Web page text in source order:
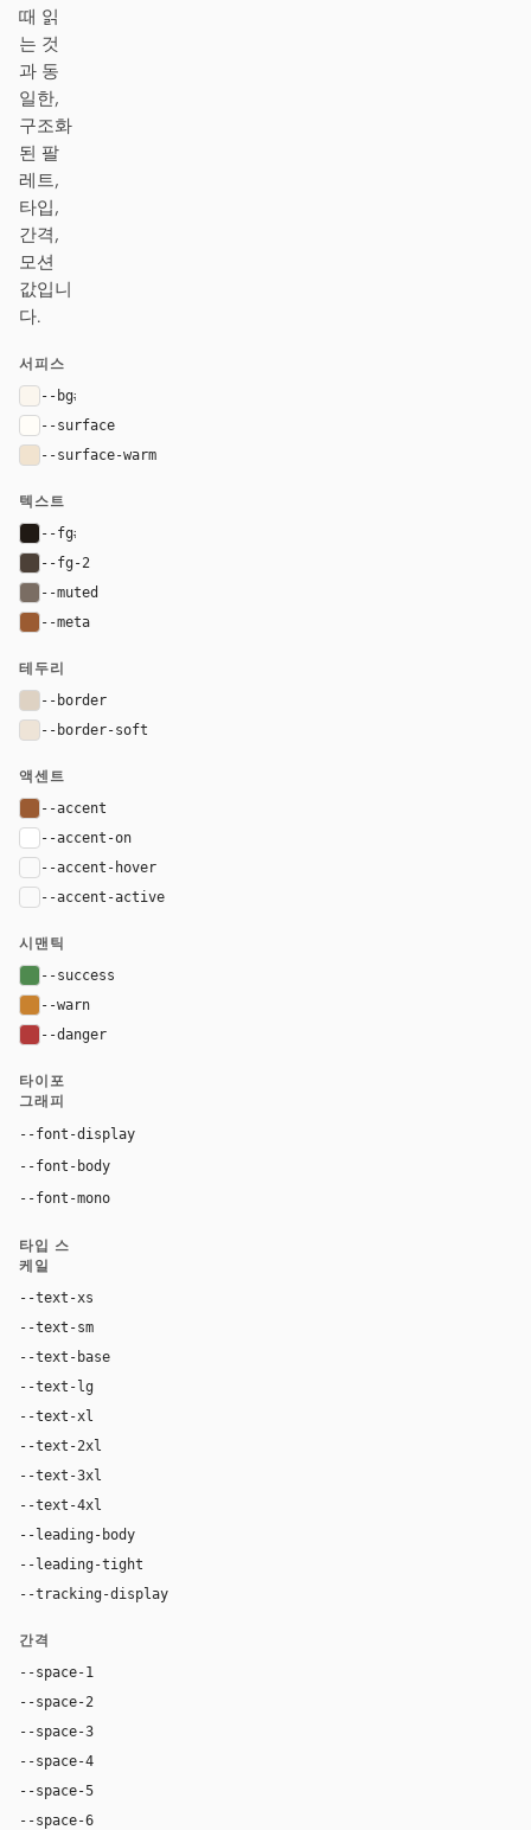
때 읽
는 것
과 동
일한,
구조화
된 팔
레트,
타입,
간격,
모션
값입니
다.
서피스
--bg#fbf6ee
--surface
--surface-warm
텍스트
--fg#201914
--fg-2
--muted
--meta
테두리
--border
--border-soft
액센트
--accent
--accent-on
--accent-hover
--accent-active
시맨틱
--success
--warn
--danger
타이포
그래피
--font-display
--font-body
--font-mono
타입 스
케일
--text-xs
--text-sm
--text-base
--text-lg
--text-xl
--text-2xl
--text-3xl
--text-4xl
--leading-body
--leading-tight
--tracking-display
간격
--space-1
--space-2
--space-3
--space-4
--space-5
--space-6